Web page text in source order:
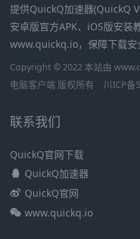
提供QuickQ加速器(QuickQ
安卓版官方APK、iOS版安装
www.quickq.io，保障下载安
Copyright © 2022 本站由
电脑客户端 版权所有
川ICP备
联系我们
QuickQ官网下载
QuickQ加速器
QuickQ官网
www.quickq.io